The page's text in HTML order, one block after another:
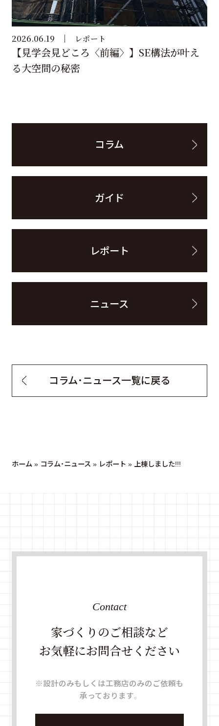
2026.06.19 レポート
【見学会見どころ〈前編〉】SE構法が叶え
る大空間の秘密
コラム
ガイド
レポート
ニュース
コラム・ニュース一覧に戻る
ホーム » コラム・ニュース » レポート » 上棟しました!!!
家づくりのご相談など
お気軽にお問合せください
Contact
※設計のみもしくは工務店のみのご依頼も
承っております。